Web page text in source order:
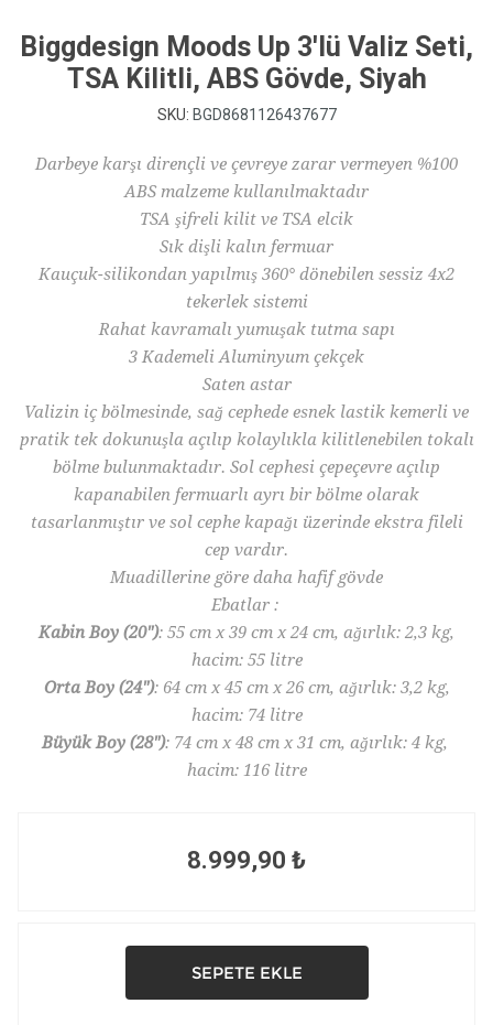
Biggdesign Moods Up 3'lü Valiz Seti,
TSA Kilitli, ABS Gövde, Siyah
SKU: BGD8681126437677
Darbeye karşı dirençli ve çevreye zarar vermeyen %100
ABS malzeme kullanılmaktadır
TSA şifreli kilit ve TSA elcik
Sık dişli kalın fermuar
Kauçuk-silikondan yapılmış 360° dönebilen sessiz 4x2
tekerlek sistemi
Rahat kavramalı yumuşak tutma sapı
3 Kademeli Aluminyum çekçek
Saten astar
Valizin iç bölmesinde, sağ cephede esnek lastik kemerli ve
pratik tek dokunuşla açılıp kolaylıkla kilitlenebilen tokalı
bölme bulunmaktadır. Sol cephesi çepeçevre açılıp
kapanabilen fermuarlı ayrı bir bölme olarak
tasarlanmıştır ve sol cephe kapağı üzerinde ekstra fileli
cep vardır.
Muadillerine göre daha hafif gövde
Ebatlar :
Kabin Boy (20"): 55 cm x 39 cm x 24 cm, ağırlık: 2,3 kg,
hacim: 55 litre
Orta Boy (24"): 64 cm x 45 cm x 26 cm, ağırlık: 3,2 kg,
hacim: 74 litre
Büyük Boy (28"): 74 cm x 48 cm x 31 cm, ağırlık: 4 kg,
hacim: 116 litre
8.999,90 ₺